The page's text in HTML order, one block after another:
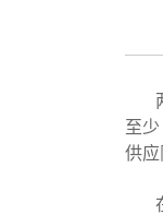
至
供应